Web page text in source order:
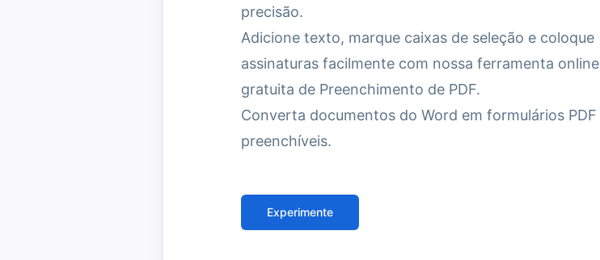
precisão.
Adicione texto, marque caixas de seleção e coloque
assinaturas facilmente com nossa ferramenta online
gratuita de Preenchimento de PDF.
Converta documentos do Word em formulários PDF
preenchíveis.
Experimente